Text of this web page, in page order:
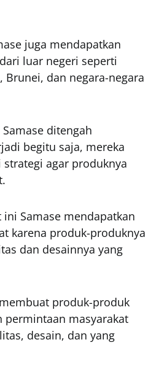
juga mendapatkan
luar negeri seperti
Brunei, dan negara-negara
ditengah
begitu saja, mereka
agar produknya
Samase mendapatkan
karena produk-produknya
dan desainnya yang
produk-produk
permintaan masyarakat
desain, dan yang